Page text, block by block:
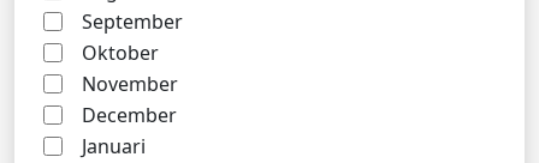
September
Oktober
November
December
Januari